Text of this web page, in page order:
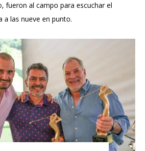
fueron al campo para escuchar el
a las nueve en punto.